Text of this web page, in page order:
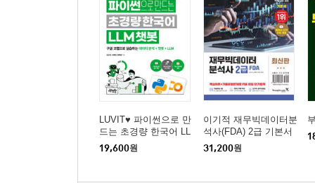
LUVIT♥ 파이썬으로 만
드는 초경량 한국어 LL
M 챗봇
19,600원
이기적 재무빅데이터분
석사(FDA) 2급 기본서
31,200원